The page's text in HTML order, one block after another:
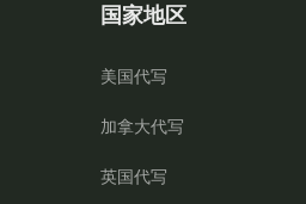
国家地区
美国代写
加拿大代写
英国代写